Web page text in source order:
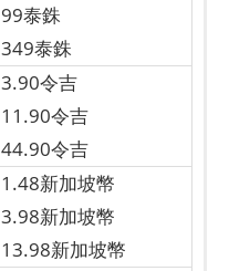
99泰銖
349泰銖
3.90令吉
11.90令吉
44.90令吉
1.48新加坡幣
3.98新加坡幣
13.98新加坡幣